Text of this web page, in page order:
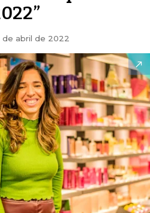
de abril de 2022